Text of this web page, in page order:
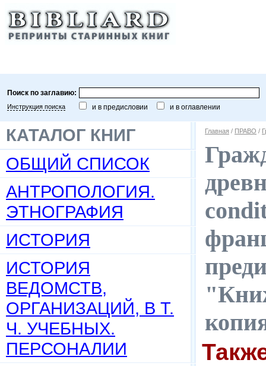
Поиск по заглавию:
Инструкция поиска и в предисловии и в оглавлении
КАТАЛОГ КНИГ
ОБЩИЙ СПИСОК
АНТРОПОЛОГИЯ.
ЭТНОГРАФИЯ
ИСТОРИЯ
ИСТОРИЯ
ВЕДОМСТВ,
ОРГАНИЗАЦИЙ, В Т.
Ч. УЧЕБНЫХ.
ПЕРСОНАЛИИ
Главная / ПРАВО /